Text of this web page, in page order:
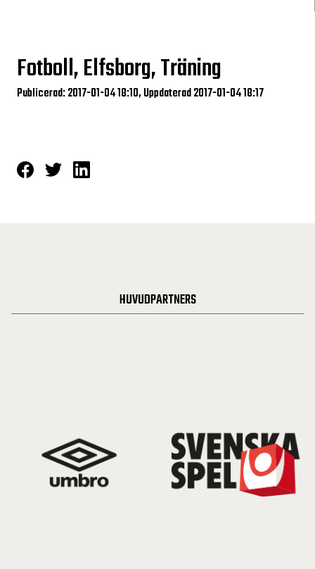
Fotboll, Elfsborg, Träning
Publicerad: 2017-01-04 18:10, Uppdaterad 2017-01-04 18:17
HUVUDPARTNERS